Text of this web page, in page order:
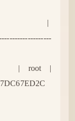
|
|